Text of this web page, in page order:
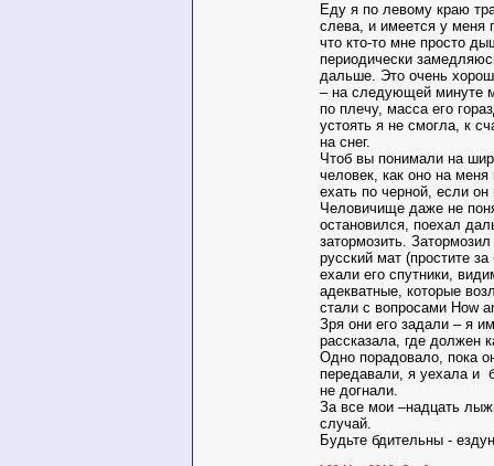
Еду я по левому краю
слева, и имеется у меня
что кто-то мне просто
периодически
дальше. Это очень
– на следующей минуте
по плечу, масса его
устоять я не смогла, к
на снег.
Чтоб вы понимали на
человек, как оно на
ехать по черной, если
Человичище даже не
остановился, поехал
затормозить.
русский мат (простите
ехали его спутники,
адекватные, которые
стали с вопросами How
Зря они его задали – я
рассказала, где должен
Одно порадовало, пока
передавали, я уехала и
не догнали.
За все мои –надцать
случай.
Будьте бдительны -